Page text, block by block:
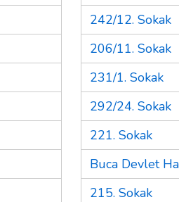
242/12. Sokak
206/11. Sokak
231/1. Sokak
292/24. Sokak
221. Sokak
Buca Devlet
215. Sokak